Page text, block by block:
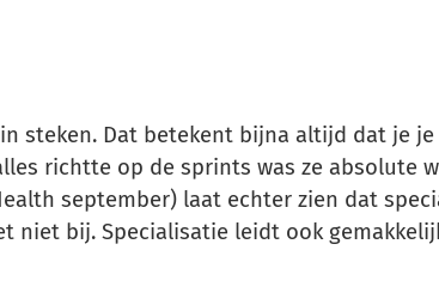
steken. Dat betekent bijna altijd dat je
richtte op de sprints was ze absolute
september) laat echter zien dat
niet bij. Specialisatie leidt ook